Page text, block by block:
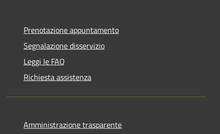
Prenotazione appuntamento
Segnalazione disservizio
Leggi le FAQ
Richiesta assistenza
Amministrazione trasparente